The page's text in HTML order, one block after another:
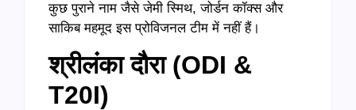
कुछ पुराने नाम जैसे जेमी स्मिथ, जोर्डन कॉक्स और
साकिब महमूद इस प्रोविजनल टीम में नहीं हैं।
श्रीलंका दौरा (ODI &
T20I)